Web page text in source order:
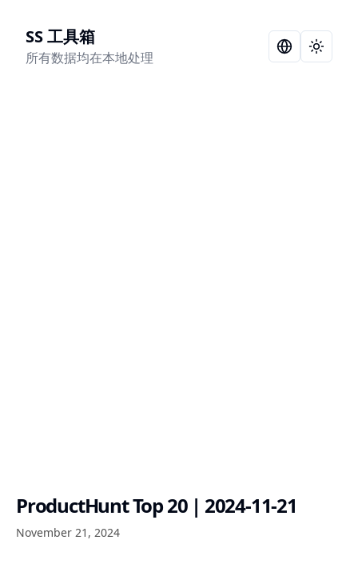
SS 工具箱
所有数据均在本地处理 Language
Toggle
ProductHunt Top 20 | 2024-11-21
November 21, 2024